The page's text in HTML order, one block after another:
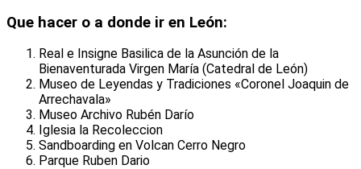
Que hacer o a donde ir en León:
Real e Insigne Basilica de la Asunción de la
Bienaventurada Virgen María (Catedral de León)
Museo de Leyendas y Tradiciones «Coronel Joaquin de
Arrechavala»
Museo Archivo Rubén Darío
Iglesia la Recoleccion
Sandboarding en Volcan Cerro Negro
Parque Ruben Dario